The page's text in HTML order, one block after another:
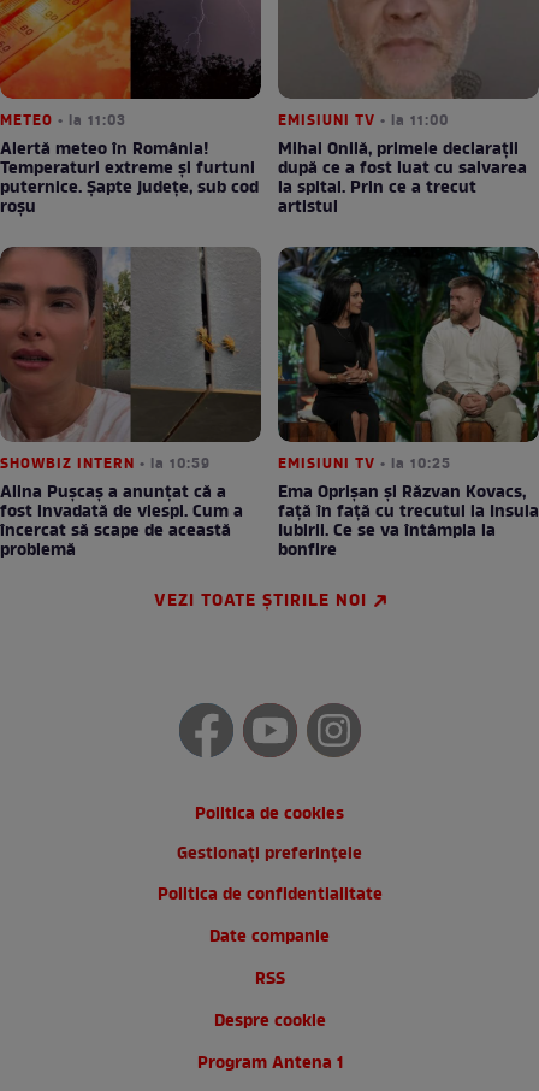
METEO • la 11:03
Alertă meteo în România!
Temperaturi extreme și furtuni
puternice. Șapte județe, sub cod
roșu
EMISIUNI TV • la 11:00
Mihai Onilă, primele declarații
după ce a fost luat cu salvarea
la spital. Prin ce a trecut
artistul
SHOWBIZ INTERN • la 10:59
Alina Pușcaș a anunțat că a
fost invadată de viespi. Cum a
încercat să scape de această
problemă
EMISIUNI TV • la 10:25
Ema Oprișan și Răzvan Kovacs,
față în față cu trecutul la Insula
Iubirii. Ce se va întâmpla la
bonfire
VEZI TOATE ȘTIRILE NOI
Politica de cookies
Gestionați preferințele
Politica de confidentialitate
Date companie
RSS
Despre cookie
Program Antena 1